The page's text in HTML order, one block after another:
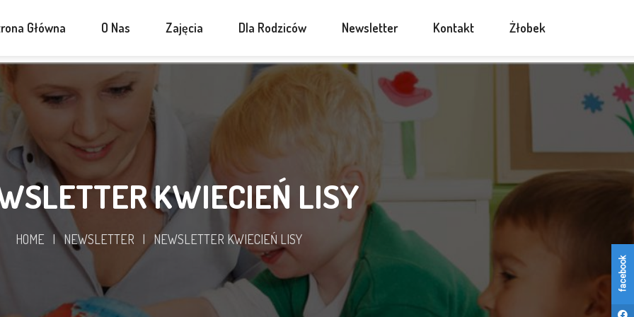
Główna O Nas Zajęcia Dla Rodziców Newsletter Kontakt Żłobek
KWIECIEŃ LISY
HOME | NEWSLETTER | NEWSLETTER KWIECIEŃ LISY
facebook